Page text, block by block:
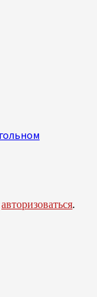
авторизоваться